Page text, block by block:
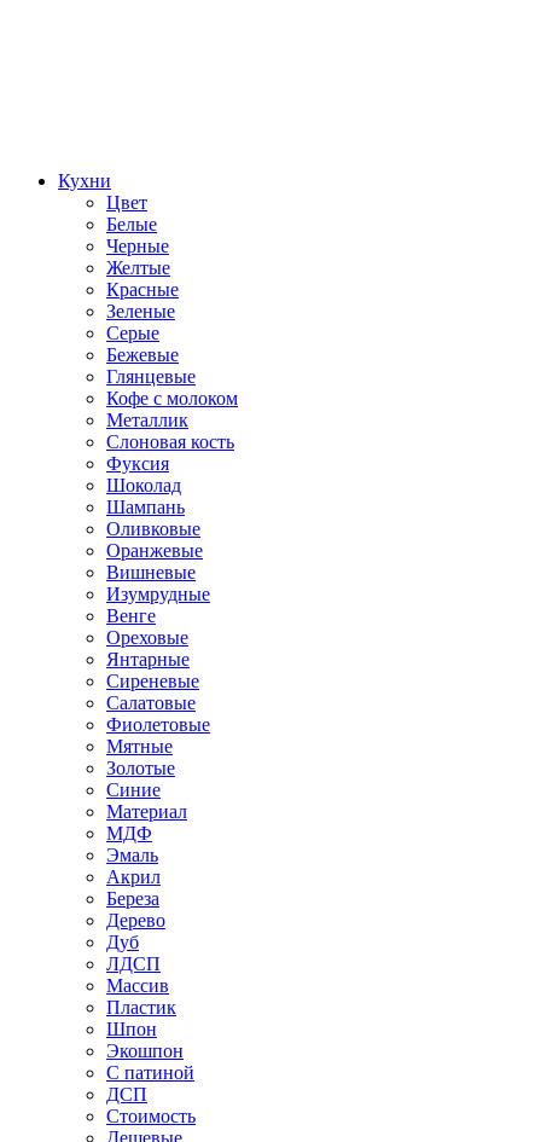
Кухни
Цвет
Белые
Черные
Желтые
Красные
Зеленые
Серые
Бежевые
Глянцевые
Кофе с молоком
Металлик
Слоновая кость
Фуксия
Шоколад
Шампань
Оливковые
Оранжевые
Вишневые
Изумрудные
Венге
Ореховые
Янтарные
Сиреневые
Салатовые
Фиолетовые
Мятные
Золотые
Синие
Материал
МДФ
Эмаль
Акрил
Береза
Дерево
Дуб
ЛДСП
Массив
Пластик
Шпон
Экошпон
С патиной
ДСП
Стоимость
Дешевые